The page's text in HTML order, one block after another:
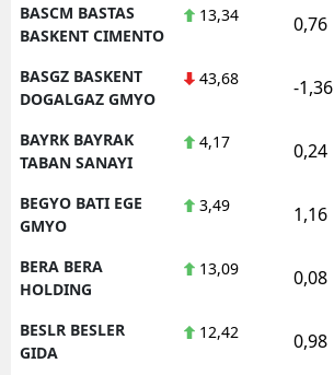
BASCM BASTAS
BASKENT CIMENTO
13,34 0,76
BASGZ BASKENT
DOGALGAZ GMYO
43,68 -1,36
BAYRK BAYRAK
TABAN SANAYI
4,17 0,24
BEGYO BATI EGE
GMYO
3,49 1,16
BERA BERA
HOLDING
13,09 0,08
BESLR BESLER
GIDA
12,42 0,98